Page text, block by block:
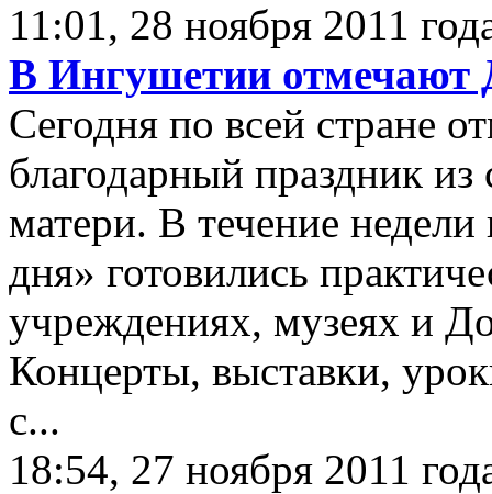
11:01, 28 ноября 2011
В Ингушетии отмечают
Сегодня по всей стране
благодарный праздник
матери. В течение
дня» готовились
учреждениях, музеях и
Концерты, выставки,
с...
18:54, 27 ноября 2011